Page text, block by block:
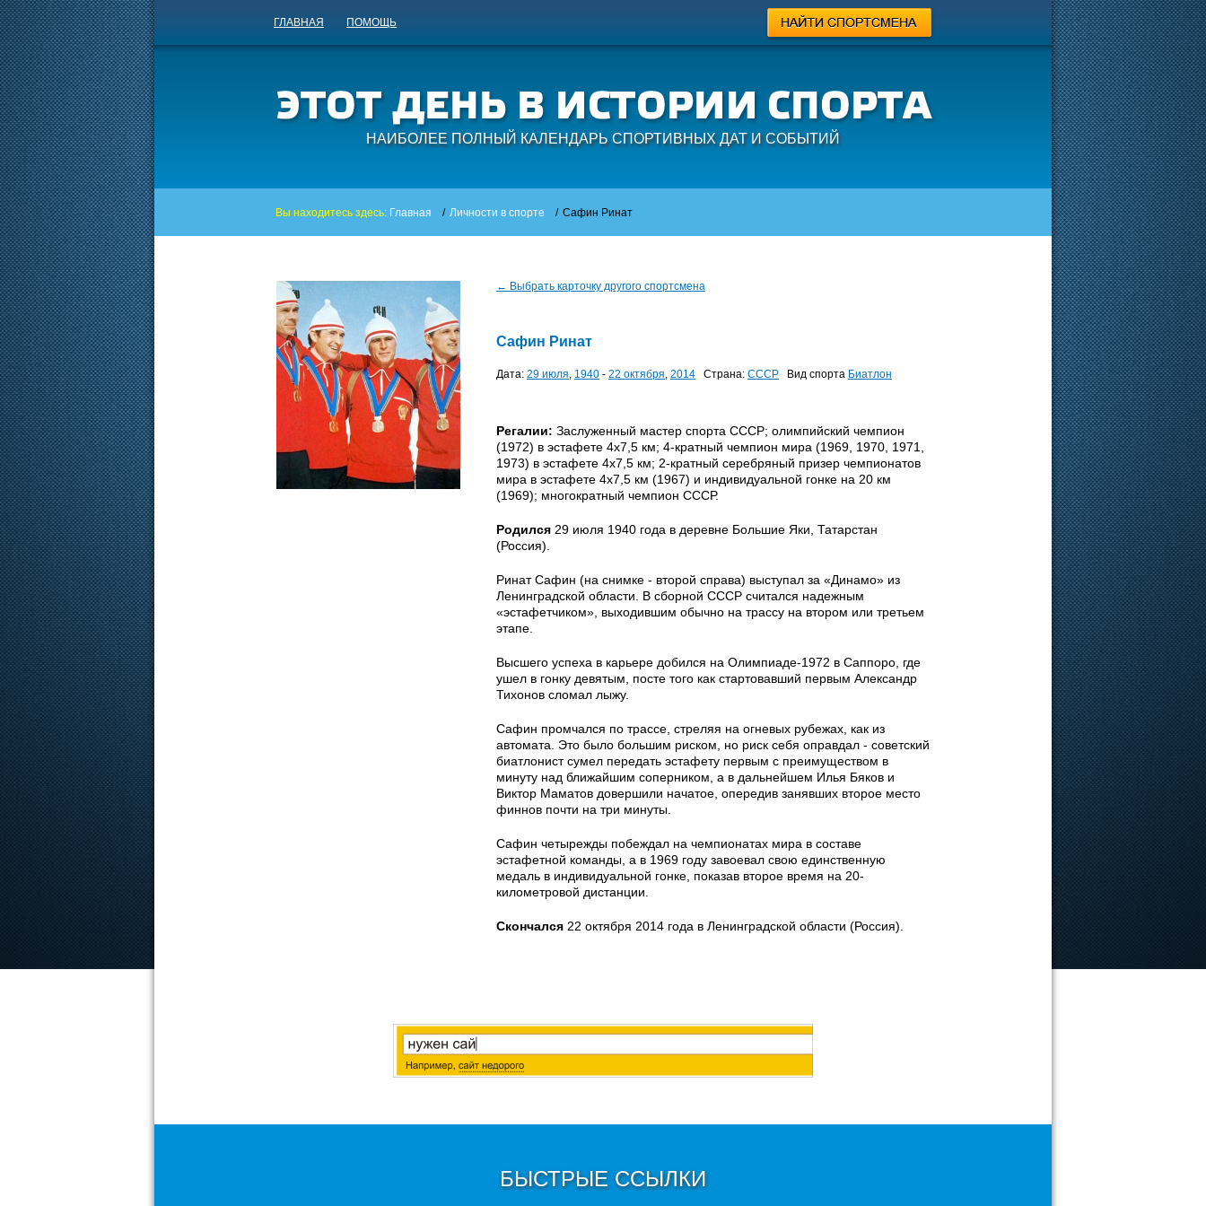
ГЛАВНАЯ ПОМОЩЬ
НАИБОЛЕЕ ПОЛНЫЙ КАЛЕНДАРЬ СПОРТИВНЫХ ДАТ И СОБЫТИЙ
Вы находитесь здесь: Главная / Личности в спорте / Сафин Ринат
← Выбрать карточку другого спортсмена
Сафин Ринат
Дата: 29 июля, 1940 - 22 октября, 2014 Страна: СССР Вид спорта Биатлон
Регалии: Заслуженный мастер спорта СССР; олимпийский чемпион
(1972) в эстафете 4х7,5 км; 4-кратный чемпион мира (1969, 1970, 1971,
1973) в эстафете 4х7,5 км; 2-кратный серебряный призер чемпионатов
мира в эстафете 4х7,5 км (1967) и индивидуальной гонке на 20 км
(1969); многократный чемпион СССР.
Родился 29 июля 1940 года в деревне Большие Яки, Татарстан
(Россия).
Ринат Сафин (на снимке - второй справа) выступал за «Динамо» из
Ленинградской области. В сборной СССР считался надежным
«эстафетчиком», выходившим обычно на трассу на втором или третьем
этапе.
Высшего успеха в карьере добился на Олимпиаде-1972 в Саппоро, где
ушел в гонку девятым, посте того как стартовавший первым Александр
Тихонов сломал лыжу.
Сафин промчался по трассе, стреляя на огневых рубежах, как из
автомата. Это было большим риском, но риск себя оправдал - советский
биатлонист сумел передать эстафету первым с преимуществом в
минуту над ближайшим соперником, а в дальнейшем Илья Бяков и
Виктор Маматов довершили начатое, опередив занявших второе место
финнов почти на три минуты.
Сафин четырежды побеждал на чемпионатах мира в составе
эстафетной команды, а в 1969 году завоевал свою единственную
медаль в индивидуальной гонке, показав второе время на 20-
километровой дистанции.
Скончался 22 октября 2014 года в Ленинградской области (Россия).
БЫСТРЫЕ ССЫЛКИ